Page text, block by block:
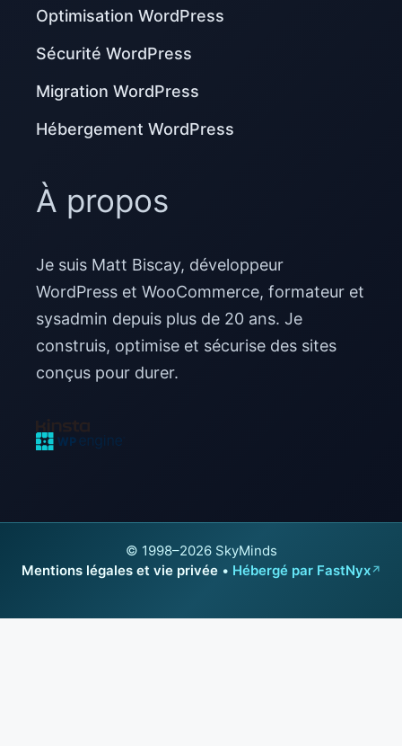
Optimisation WordPress
Sécurité WordPress
Migration WordPress
Hébergement WordPress
À propos
Je suis Matt Biscay, développeur
WordPress et WooCommerce, formateur et
sysadmin depuis plus de 20 ans. Je
construis, optimise et sécurise des sites
conçus pour durer.
© 1998–2026 SkyMinds
Mentions légales et vie privée • Hébergé par FastNyx